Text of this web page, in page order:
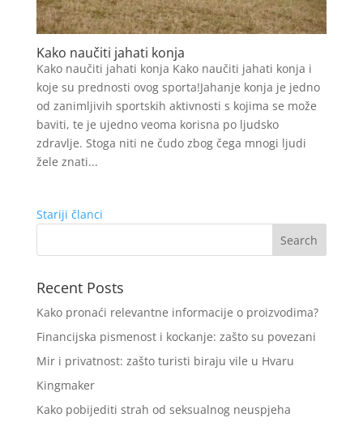
Kako naučiti jahati konja
Kako naučiti jahati konja Kako naučiti jahati konja i
koje su prednosti ovog sporta!Jahanje konja je jedno
od zanimljivih sportskih aktivnosti s kojima se može
baviti, te je ujedno veoma korisna po ljudsko
zdravlje. Stoga niti ne čudo zbog čega mnogi ljudi
žele znati...
Stariji članci
Recent Posts
Kako pronaći relevantne informacije o proizvodima?
Financijska pismenost i kockanje: zašto su povezani
Mir i privatnost: zašto turisti biraju vile u Hvaru
Kingmaker
Kako pobijediti strah od seksualnog neuspjeha